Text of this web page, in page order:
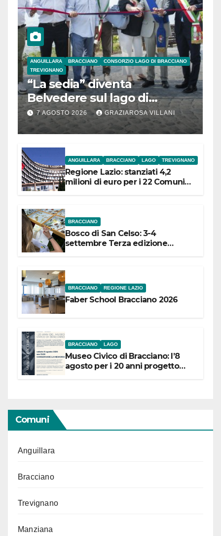
ANGUILLARA BRACCIANO
CONSORZIO LAGO DI BRACCIANO
TREVIGNANO
“La sedia” diventa
Belvedere sul lago di
Bracciano: ieri
l’inaugurazione
7 AGOSTO 2026 GRAZIAROSA VILLANI
ANGUILLARA BRACCIANO LAGO TREVIGNANO
Regione Lazio: stanziati 4,2
milioni di euro per i 22 Comuni
BRACCIANO
Bosco di San Celso: 3-4
settembre Terza edizione
BRACCIANO REGIONE LAZIO
Faber School Bracciano 2026
BRACCIANO LAGO
Museo Civico di Bracciano: l’8
agosto per i 20 anni progetto
Comuni
Anguillara
Bracciano
Trevignano
Manziana